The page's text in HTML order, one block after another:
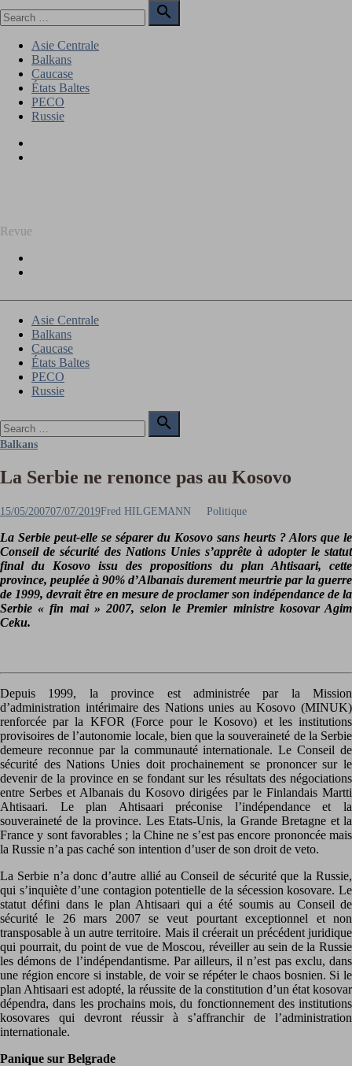
to
for:

Search
Asie Centrale
Balkans
Caucase
États Baltes
PECO
Russie
Revue
Asie Centrale
Balkans
Caucase
États Baltes
PECO
Russie
for:

Search
Balkans
La Serbie ne renonce pas au Kosovo
Posted
15/05/200707/07/2019Author
Fred HILGEMANN Politique
La Serbie peut-elle se séparer du Kosovo sans heurts ? Alors que le
Conseil de sécurité des Nations Unies s’apprête à adopter le statut
final du Kosovo issu des propositions du plan Ahtisaari, cette
province, peuplée à 90% d’Albanais durement meurtrie par la guerre
de 1999, devrait être en mesure de proclamer son indépendance de la
Serbie « fin mai » 2007, selon le Premier ministre kosovar Agim
Ceku.
Depuis 1999, la province est administrée par la Mission
d’administration intérimaire des Nations unies au Kosovo (MINUK)
renforcée par la KFOR (Force pour le Kosovo) et les institutions
provisoires de l’autonomie locale, bien que la souveraineté de la Serbie
demeure reconnue par la communauté internationale. Le Conseil de
sécurité des Nations Unies doit prochainement se prononcer sur le
devenir de la province en se fondant sur les résultats des négociations
entre Serbes et Albanais du Kosovo dirigées par le Finlandais Martti
Ahtisaari. Le plan Ahtisaari préconise l’indépendance et la
souveraineté de la province. Les Etats-Unis, la Grande Bretagne et la
France y sont favorables ; la Chine ne s’est pas encore prononcée mais
la Russie n’a pas caché son intention d’user de son droit de veto.
La Serbie n’a donc d’autre allié au Conseil de sécurité que la Russie,
qui s’inquiète d’une contagion potentielle de la sécession kosovare. Le
statut défini dans le plan Ahtisaari qui a été soumis au Conseil de
sécurité le 26 mars 2007 se veut pourtant exceptionnel et non
transposable à un autre territoire. Mais il créerait un précédent juridique
qui pourrait, du point de vue de Moscou, réveiller au sein de la Russie
les démons de l’indépendantisme. Par ailleurs, il n’est pas exclu, dans
une région encore si instable, de voir se répéter le chaos bosnien. Si le
plan Ahtisaari est adopté, la réussite de la constitution d’un état kosovar
dépendra, dans les prochains mois, du fonctionnement des institutions
kosovares qui devront réussir à s’affranchir de l’administration
internationale.
Panique sur Belgrade